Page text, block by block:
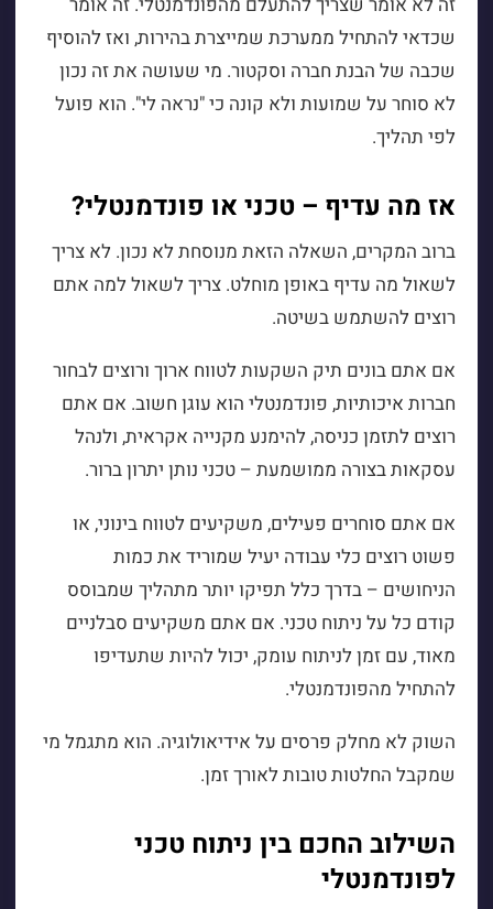
שכדאי להתחיל ממערכת שמייצרת בהירות, ואז להוסיף
שכבה של הבנת חברה וסקטור. מי שעושה את זה נכון
לא סוחר על שמועות ולא קונה כי "נראה לי". הוא פועל
לפי תהליך.
אז מה עדיף – טכני או פונדמנטלי?
ברוב המקרים, השאלה הזאת מנוסחת לא נכון. לא צריך
לשאול מה עדיף באופן מוחלט. צריך לשאול למה אתם
רוצים להשתמש בשיטה.
אם אתם בונים תיק השקעות לטווח ארוך ורוצים לבחור
חברות איכותיות, פונדמנטלי הוא עוגן חשוב. אם אתם
רוצים לתזמן כניסה, להימנע מקנייה אקראית, ולנהל
עסקאות בצורה ממושמעת – טכני נותן יתרון ברור.
אם אתם סוחרים פעילים, משקיעים לטווח בינוני, או
פשוט רוצים כלי עבודה יעיל שמוריד את כמות
הניחושים – בדרך כלל תפיקו יותר מתהליך שמבוסס
קודם כל על ניתוח טכני. אם אתם משקיעים סבלניים
מאוד, עם זמן לניתוח עומק, יכול להיות שתעדיפו
להתחיל מהפונדמנטלי.
השוק לא מחלק פרסים על אידיאולוגיה. הוא מתגמל מי
שמקבל החלטות טובות לאורך זמן.
השילוב החכם בין ניתוח טכני
לפונדמנטלי